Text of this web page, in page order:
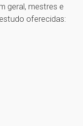
geral, mestres e
oferecidas: